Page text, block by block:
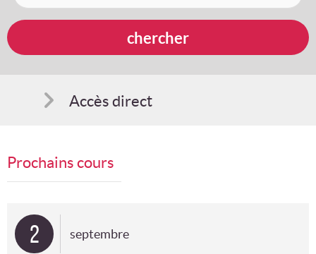
Accès direct
Suggestions
Programme en PDF
Prochains cours
2 septembre